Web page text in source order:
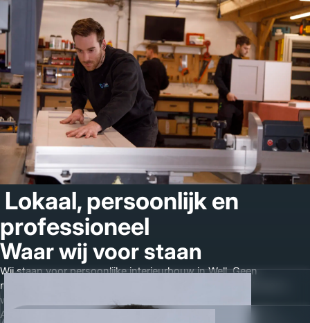
Lokaal, persoonlijk en
professioneel
Waar wij voor staan
Wij staan voor persoonlijke interieurbouw in Well. Geen
massaproductie, maar maatwerk meubels die speciaal voor u
worden ontworpen en geproduceerd.
Als meubelmaker in Well werken wij veel samen met lokale